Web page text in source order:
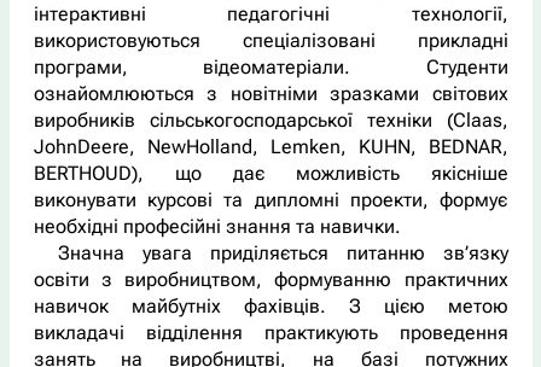
інтерактивні педагогічні технології,
використовуються спеціалізовані прикладні
програми, відеоматеріали. Студенти
ознайомлюються з новітніми зразками світових
виробників сільськогосподарської техніки (Claas,
JohnDeere, NewHolland, Lemken, KUHN, BEDNAR,
BERTHOUD), що дає можливість якісніше
виконувати курсові та дипломні проекти, формує
необхідні професійні знання та навички.
Значна увага приділяється питанню зв’язку
освіти з виробництвом, формуванню практичних
навичок майбутніх фахівців. З цією метою
викладачі відділення практикують проведення
занять на виробництві, на базі потужних